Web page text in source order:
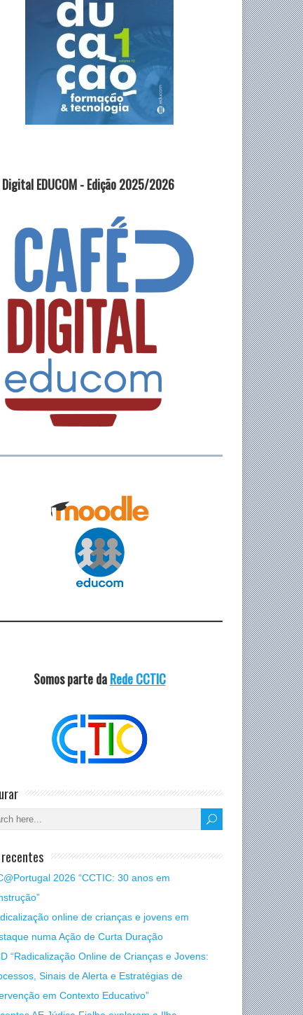
EDUCOM - Edição 2025/2026
Somos parte daRede CCTIC
2026 “CCTIC: 30 anos em
online de crianças e jovens em
numa Ação de Curta Duração
“Radicalização Online de Crianças e Jovens:
Sinais de Alerta e Estratégias de
em Contexto Educativo”